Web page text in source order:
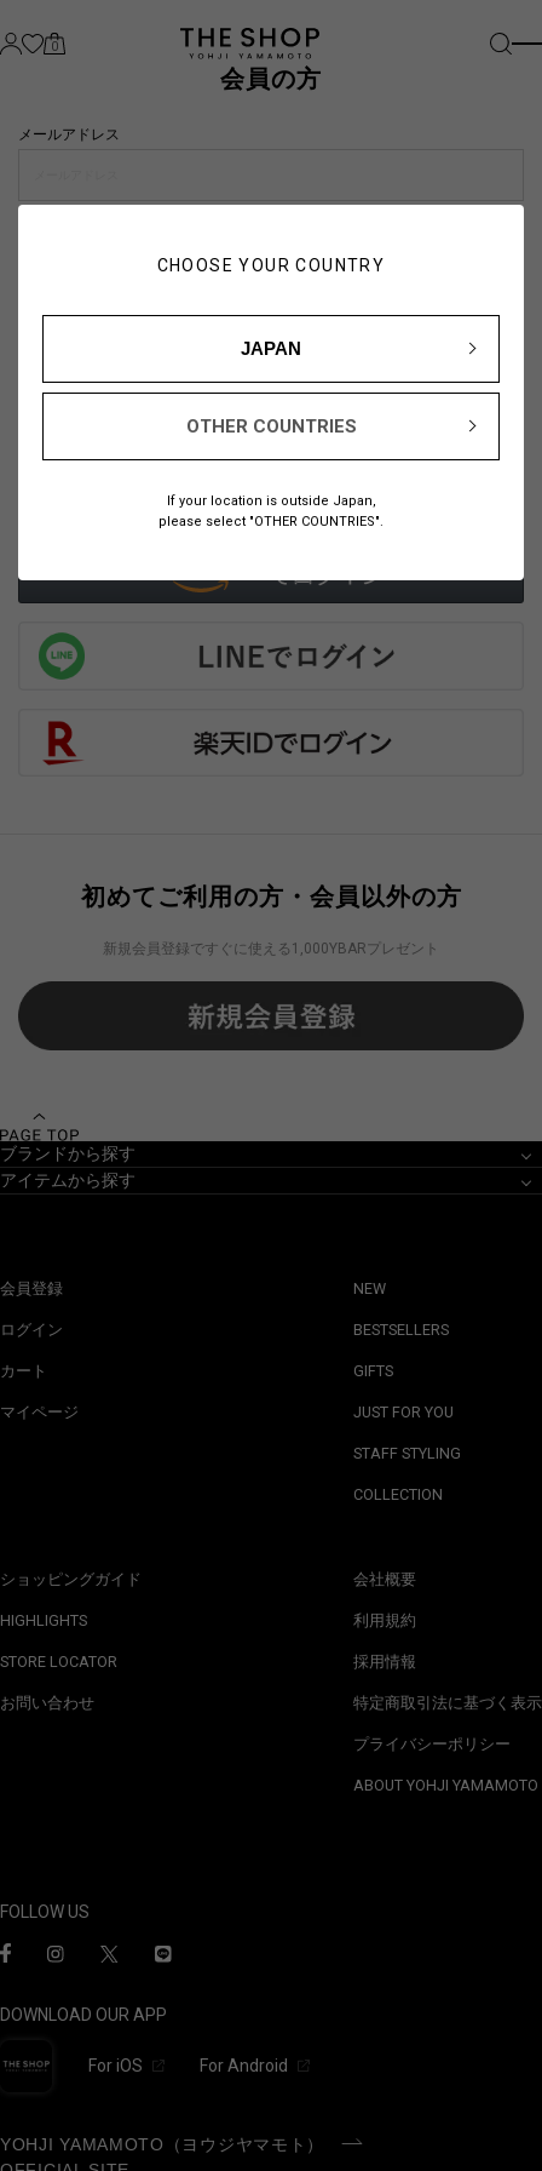
CHOOSE YOUR COUNTRY
JAPAN
OTHER COUNTRIES
If your location is outside Japan,
please select "OTHER COUNTRIES".
0
会員の方
メールアドレス
こちら
または
初めてご利用の方・会員以外の方
新規会員登録ですぐに使える1,000YBARプレゼント
ブランドから探す
アイテムから探す
会員登録
ログイン
カート
マイページ
ショッピングガイド
HIGHLIGHTS
STORE LOCATOR
お問い合わせ
NEW
BESTSELLERS
GIFTS
JUST FOR YOU
STAFF STYLING
COLLECTION
会社概要
利用規約
採用情報
特定商取引法に基づく表示
プライバシーポリシー
ABOUT YOHJI YAMAMOTO
FOLLOW US
DOWNLOAD OUR APP
For iOS For Android
YOHJI YAMAMOTO（ヨウジヤマモト）